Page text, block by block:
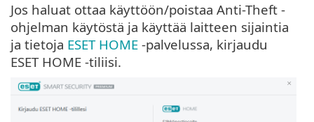
Jos haluat ottaa käyttöön/poistaa Anti-Theft -
ohjelman käytöstä ja käyttää laitteen sijaintia
ja tietoja ESET HOME -palvelussa, kirjaudu
ESET HOME -tiliisi.